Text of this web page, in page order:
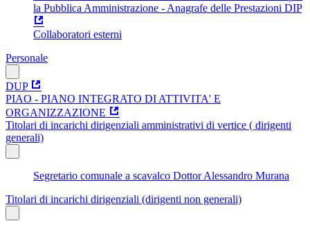
la Pubblica Amministrazione - Anagrafe delle Prestazioni DIP
Collaboratori esterni
Personale
DUP
PIAO - PIANO INTEGRATO DI ATTIVITA' E
ORGANIZZAZIONE
Titolari di incarichi dirigenziali amministrativi di vertice ( dirigenti
generali)
Segretario comunale a scavalco Dottor Alessandro Murana
Titolari di incarichi dirigenziali (dirigenti non generali)